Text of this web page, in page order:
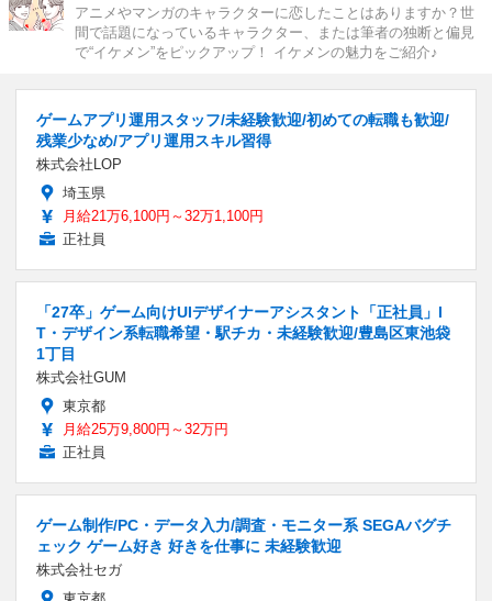
アニメやマンガのキャラクターに恋したことはありますか？世
間で話題になっているキャラクター、または筆者の独断と偏見
で“イケメン”をピックアップ！ イケメンの魅力をご紹介♪
ゲームアプリ運用スタッフ/未経験歓迎/初めての転職も歓迎/
残業少なめ/アプリ運用スキル習得
株式会社LOP
埼玉県
月給21万6,100円～32万1,100円
正社員
「27卒」ゲーム向けUIデザイナーアシスタント「正社員」I
T・デザイン系転職希望・駅チカ・未経験歓迎/豊島区東池袋
1丁目
株式会社GUM
東京都
月給25万9,800円～32万円
正社員
ゲーム制作/PC・データ入力/調査・モニター系 SEGAバグチ
ェック ゲーム好き 好きを仕事に 未経験歓迎
株式会社セガ